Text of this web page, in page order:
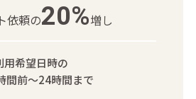
依頼の20%増し
用希望日時の
間前～24時間まで